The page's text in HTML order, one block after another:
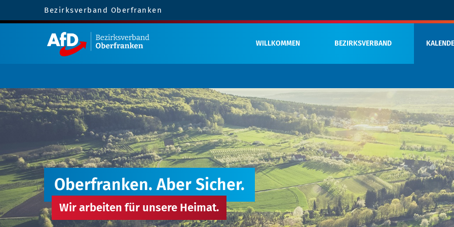
Bezirksverband Oberfranken
WILLKOMMEN BEZIRKSVERBAND
Oberfranken. Aber Sicher.
Wir arbeiten für unsere Heimat.